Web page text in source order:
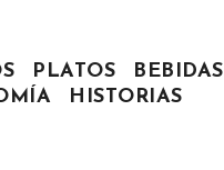
PLATOS
BEBIDAS
HISTORIAS